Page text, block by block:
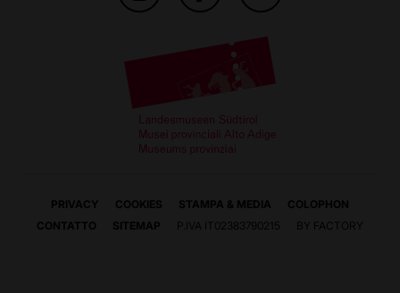
PRIVACY COOKIES STAMPA & MEDIA
COLOPHON
CONTATTO
SITEMAP P.IVA IT02383790215 BY FACTORY